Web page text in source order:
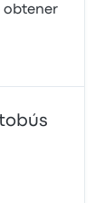
obtener